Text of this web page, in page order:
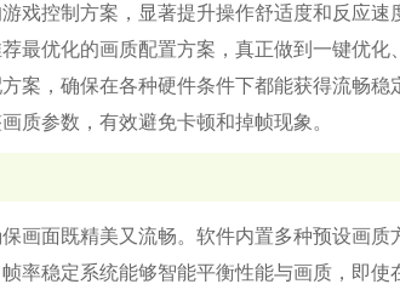
戏控制方案，显著提升操作舒适度和反应速
最优化的画质配置方案，真正做到一键优化
案，确保在各种硬件条件下都能获得流畅稳
质参数，有效避免卡顿和掉帧现象。
画面既精美又流畅。软件内置多种预设画质
率稳定系统能够智能平衡性能与画质，即使